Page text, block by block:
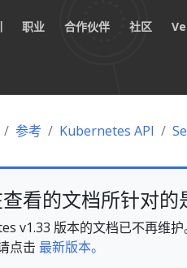
职业 合作伙伴 社区
参考 Kubernetes API
看的文档所针对
v1.33 版本的文档已不再维
点击 最新版本。